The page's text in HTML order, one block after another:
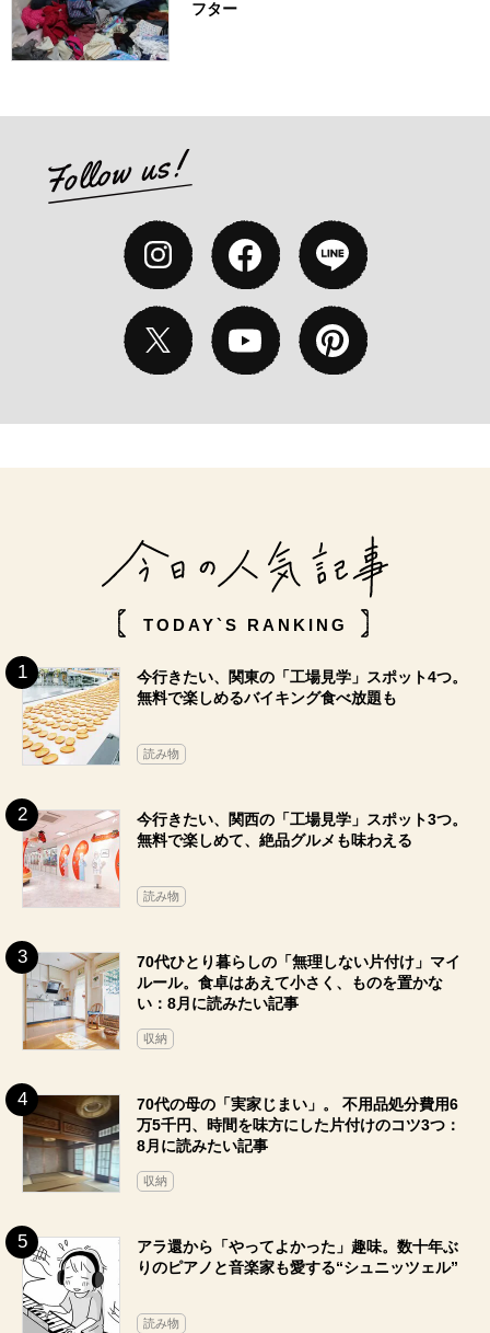
フター
TODAY`S RANKING
今行きたい、関東の「工場見学」スポット4つ。
無料で楽しめるバイキング食べ放題も
読み物
今行きたい、関西の「工場見学」スポット3つ。
無料で楽しめて、絶品グルメも味わえる
読み物
70代ひとり暮らしの「無理しない片付け」マイ
ルール。食卓はあえて小さく、ものを置かな
い：8月に読みたい記事
収納
70代の母の「実家じまい」。 不用品処分費用6
万5千円、時間を味方にした片付けのコツ3つ：
8月に読みたい記事
収納
アラ還から「やってよかった」趣味。数十年ぶ
りのピアノと音楽家も愛する“シュニッツェル”
読み物